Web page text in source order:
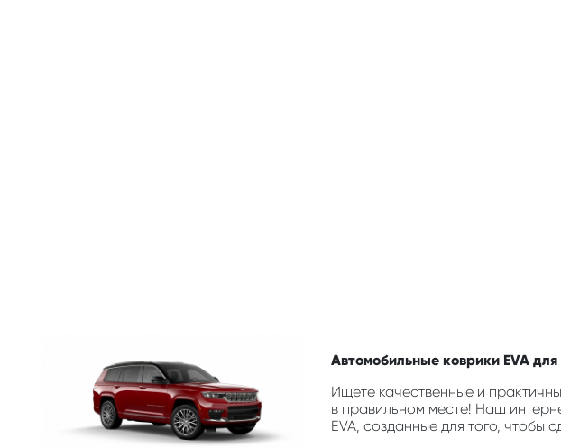
Автомобильные коврики EVA
Ищете качественные и
в правильном месте! Наш
EVA, созданные для того, чтобы